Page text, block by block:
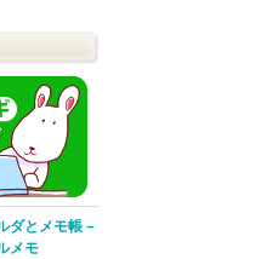
ダとメモ帳 –
メモ